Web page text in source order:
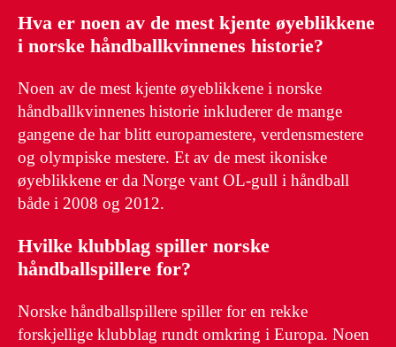
Hva er noen av de mest kjente øyeblikkene
i norske håndballkvinnenes historie?
Noen av de mest kjente øyeblikkene i norske
håndballkvinnenes historie inkluderer de mange
gangene de har blitt europamestere, verdensmestere
og olympiske mestere. Et av de mest ikoniske
øyeblikkene er da Norge vant OL-gull i håndball
både i 2008 og 2012.
Hvilke klubblag spiller norske
håndballspillere for?
Norske håndballspillere spiller for en rekke
forskjellige klubblag rundt omkring i Europa. Noen